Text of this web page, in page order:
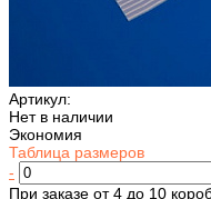
Артикул:
Нет в наличии
Экономия
Таблица размеров
-
При заказе от 4 до 10